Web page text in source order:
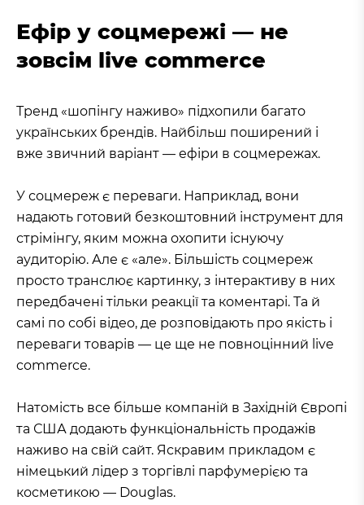
Ефір у соцмережі — не
зовсім live commerce
Тренд «шопінгу наживо» підхопили багато
українських брендів. Найбільш поширений і
вже звичний варіант — ефіри в соцмережах.
У соцмереж є переваги. Наприклад, вони
надають готовий безкоштовний інструмент для
стрімінгу, яким можна охопити існуючу
аудиторію. Але є «але». Більшість соцмереж
просто транслює картинку, з інтерактиву в них
передбачені тільки реакції та коментарі. Та й
самі по собі відео, де розповідають про якість і
переваги товарів — це ще не повноцінний live
commerce.
Натомість все більше компаній в Західній Європі
та США додають функціональність продажів
наживо на свій сайт. Яскравим прикладом є
німецький лідер з торгівлі парфумерією та
косметикою — Douglas.